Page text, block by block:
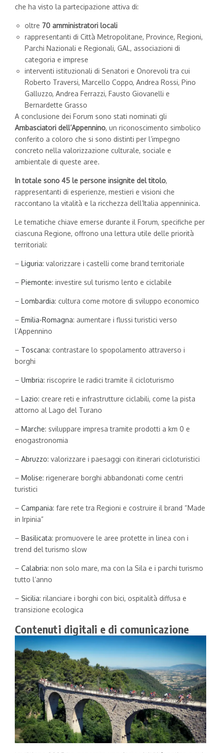
che ha visto la partecipazione attiva di:
oltre 70 amministratori locali
rappresentanti di Città Metropolitane, Province, Regioni,
Parchi Nazionali e Regionali, GAL, associazioni di
categoria e imprese
interventi istituzionali di Senatori e Onorevoli tra cui
Roberto Traversi, Marcello Coppo, Andrea Rossi, Pino
Galluzzo, Andrea Ferrazzi, Fausto Giovanelli e
Bernardette Grasso
A conclusione dei Forum sono stati nominati gli
Ambasciatori dell’Appennino, un riconoscimento simbolico
conferito a coloro che si sono distinti per l’impegno
concreto nella valorizzazione culturale, sociale e
ambientale di queste aree.
In totale sono 45 le persone insignite del titolo,
rappresentanti di esperienze, mestieri e visioni che
raccontano la vitalità e la ricchezza dell’Italia appenninica.
Le tematiche chiave emerse durante il Forum, specifiche per
ciascuna Regione, offrono una lettura utile delle priorità
territoriali:
– Liguria: valorizzare i castelli come brand territoriale
– Piemonte: investire sul turismo lento e ciclabile
– Lombardia: cultura come motore di sviluppo economico
– Emilia-Romagna: aumentare i flussi turistici verso
l’Appennino
– Toscana: contrastare lo spopolamento attraverso i
borghi
– Umbria: riscoprire le radici tramite il cicloturismo
– Lazio: creare reti e infrastrutture ciclabili, come la pista
attorno al Lago del Turano
– Marche: sviluppare impresa tramite prodotti a km 0 e
enogastronomia
– Abruzzo: valorizzare i paesaggi con itinerari cicloturistici
– Molise: rigenerare borghi abbandonati come centri
turistici
– Campania: fare rete tra Regioni e costruire il brand “Made
in Irpinia”
– Basilicata: promuovere le aree protette in linea con i
trend del turismo slow
– Calabria: non solo mare, ma con la Sila e i parchi turismo
tutto l’anno
– Sicilia: rilanciare i borghi con bici, ospitalità diffusa e
transizione ecologica
Contenuti digitali e di comunicazione